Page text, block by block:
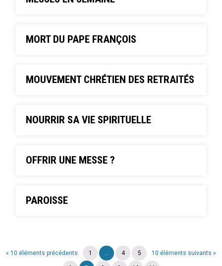
MORT DU PAPE FRANÇOIS
MOUVEMENT CHRÉTIEN DES RETRAITÉS
NOURRIR SA VIE SPIRITUELLE
OFFRIR UNE MESSE ?
PAROISSE
« 10 éléments précédents 10 éléments suivants »
1 ... 4 5